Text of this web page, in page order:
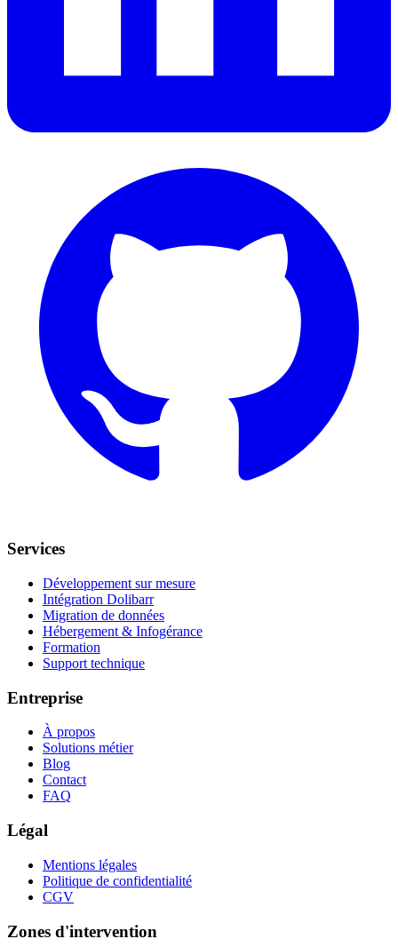
Services
Développement sur mesure
Intégration Dolibarr
Migration de données
Hébergement & Infogérance
Formation
Support technique
Entreprise
À propos
Solutions métier
Blog
Contact
FAQ
Légal
Mentions légales
Politique de confidentialité
CGV
Zones d'intervention